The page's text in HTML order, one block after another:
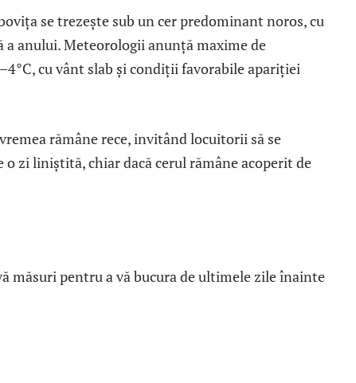
se trezește sub un cer predominant noros, cu
anului. Meteorologii anunță maxime de
cu vânt slab și condiții favorabile apariției
rămâne rece, invitând locuitorii să se
o zi liniștită, chiar dacă cerul rămâne acoperit de
măsuri pentru a vă bucura de ultimele zile înainte